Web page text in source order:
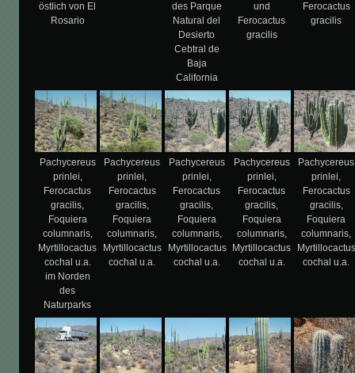
östlich von El
Rosario
des Parque
Natural del
Desierto
Cebtral de
Baja
California
und
Ferocactus
gracilis
Ferocactus
gracilis
Pachycereus
prinlei,
Ferocactus
gracilis,
Foquiera
columnaris,
Myrtillocactus
cochal u.a.
im Norden
des
Naturparks
Pachycereus
prinlei,
Ferocactus
gracilis,
Foquiera
columnaris,
Myrtillocactus
cochal u.a.
Pachycereus
prinlei,
Ferocactus
gracilis,
Foquiera
columnaris,
Myrtillocactus
cochal u.a.
Pachycereus
prinlei,
Ferocactus
gracilis,
Foquiera
columnaris,
Myrtillocactus
cochal u.a.
Pachycereus
prinlei,
Ferocactus
gracilis,
Foquiera
columnaris,
Myrtillocactus
cochal u.a.